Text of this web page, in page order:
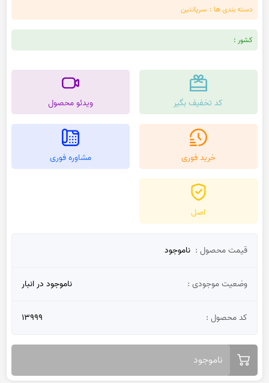
دسته بندی ها : سرپانتین
کشور :
کد تخفیف بگیر ویدئو محصول
خرید فوری مشاوره فوری
اصل
قیمت محصول : ناموجود
وضعیت موجودی : ناموجود در انبار
کد محصول : 13999
ناموجود